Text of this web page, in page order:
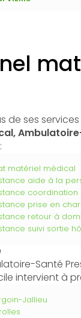
de ses services
matériel médical
aide à la
coordination
prise en
retour à
suivi sortie
Santé
intervient à
Jallieu